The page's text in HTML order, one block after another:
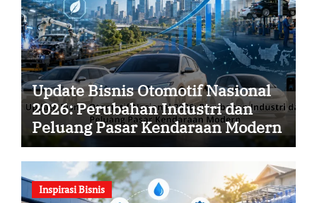
Update Bisnis Otomotif Nasional
2026: Perubahan Industri dan
Peluang Pasar Kendaraan Modern
Inspirasi Bisnis